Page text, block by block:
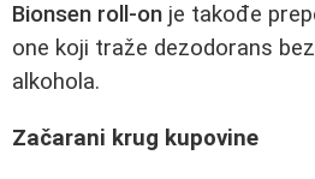
Bionsen roll-on je takođe
one koji traže dezodorans
alkohola.
Začarani krug kupovine